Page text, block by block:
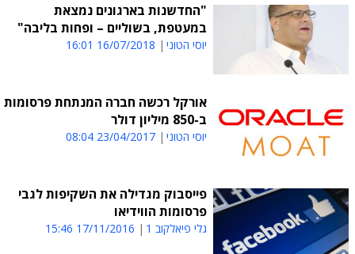
"החדשנות בארגונים נמצאת
במעטפת, בשוליים – ופחות בליבה"
יוסי הטוני 16/07/2018 16:01
אורקל רכשה חברה המנתחת פרסומות
ב-850 מיליון דולר
יוסי הטוני 23/04/2017 08:04
פייסבוק מגדילה את השקיפות לגבי
פרסומות הווידיאו
גלי פיאלקוב 1 17/11/2016 15:46